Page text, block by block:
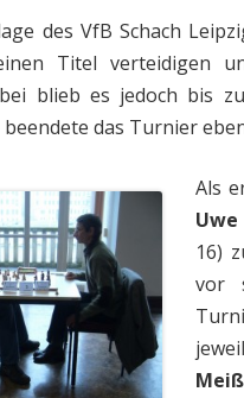
des VfB Schach
Titel verteidigen
blieb es jedoch bis
das Turnier
Als
16)
vor